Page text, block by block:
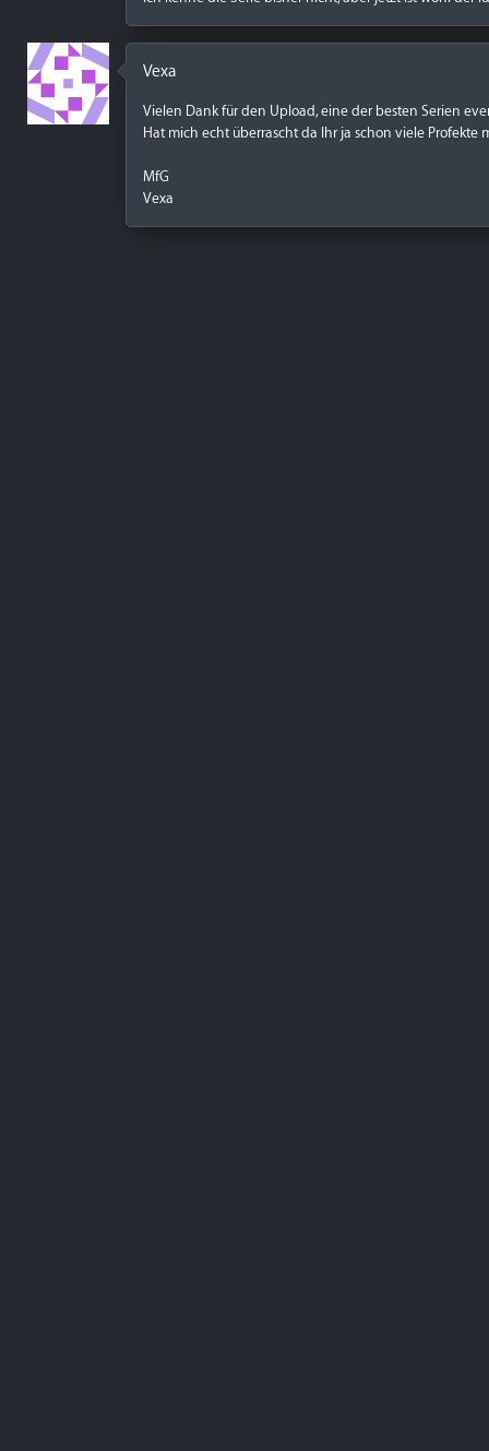
Vexa
Vielen Dank für den Upload, eine der besten Serien
Hat mich echt überrascht da Ihr ja schon viele Profekte
MfG
Vexa